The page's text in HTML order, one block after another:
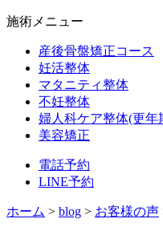
施術メニュー
産後骨盤矯正コース
妊活整体
マタニティ整体
不妊整体
婦人科ケア整体(更年
美容矯正
電話予約
LINE予約
ホーム > blog > お客様の声